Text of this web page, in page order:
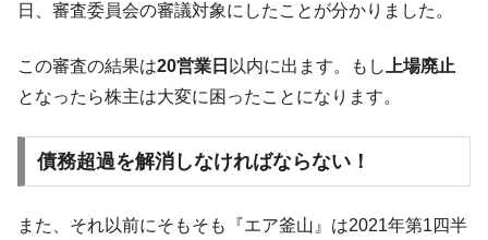
『Money1』
韓国「ここは北朝鮮なのか。選管がサーバ
『Money1』
韓国･李在明さっそく不動産対策で浅薄な発
言。
だ。
す」⇒「金を経由するドル入手」手段ではないのか？
日、審査委員会の審議対象にしたことが分かりました。
この審査の結果は20営業日 以内に出ます。もし
上場廃止
となったら株主は大変に困ったことになります。
債務超過を解消しなければならない！
また、それ以前にそもそも『エア釜山』は2021年第1四半